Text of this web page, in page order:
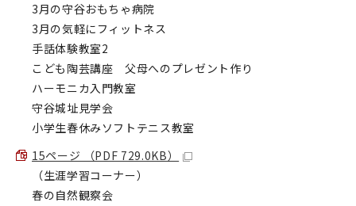
3月の守谷おもちゃ病院
3月の気軽にフィットネス
手話体験教室2
こども陶芸講座 父母へのプレゼント作り
ハーモニカ入門教室
守谷城址見学会
小学生春休みソフトテニス教室
15ページ （PDF 729.0KB）
（生涯学習コーナー）
春の自然観察会